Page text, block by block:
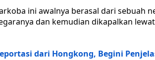
ini awalnya berasal dari sebuah
dan kemudian dikapalkan
dari Hongkong, Begini